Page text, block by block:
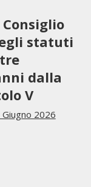
statuti
dalla
V
Giugno 2026